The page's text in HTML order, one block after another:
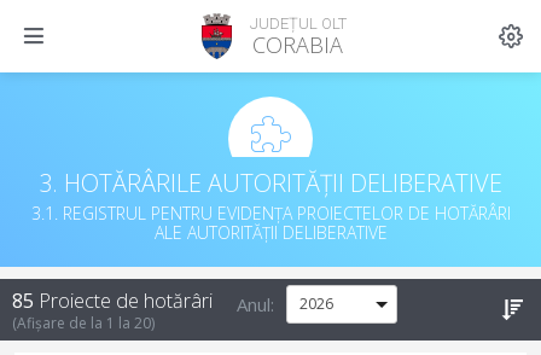
JUDEȚUL OLT
CORABIA
3. HOTĂRÂRILE AUTORITĂȚII DELIBERATIVE
3.1. REGISTRUL PENTRU EVIDENȚA PROIECTELOR DE HOTĂRÂRI
ALE AUTORITĂȚII DELIBERATIVE
85 Proiecte de hotărâri
(Afișare de la 1 la 20)
Anul: